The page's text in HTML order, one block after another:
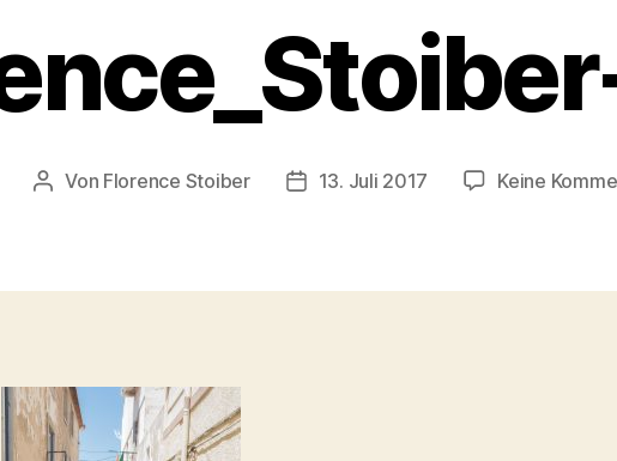
Beitragsautor
Von Florence Stoiber Veröffentlichungsdatum
13. Juli 2017 Keine